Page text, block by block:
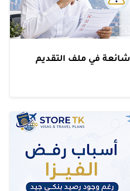
شائعة في ملف التقديم